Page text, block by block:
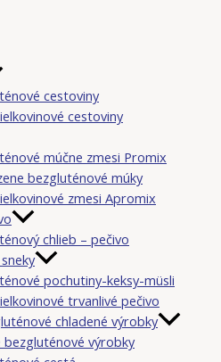
cestoviny
cestoviny
múčne zmesi Promix
bezgluténové múky
zmesi Apromix
chlieb – pečivo
pochutiny-keksy-müsli
trvanlivé pečivo
chladené výrobky
bezgluténové výrobky